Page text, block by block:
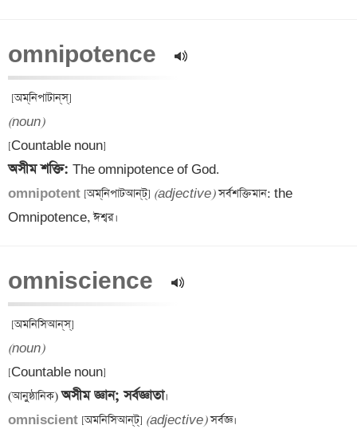
omnipotence
(noun)
অসীম শক্তি:
omnipotent
[অম্‌নিপাটআন্‌ট্] (adjective) সর্বশক্তিমান: the
omniscience
(noun)
[Countable noun]
(আনুষ্ঠানিক) অসীম জ্ঞান; সর্বজ্ঞাতা
omniscient
[অমনিসিআন্‌ট্] (adjective)